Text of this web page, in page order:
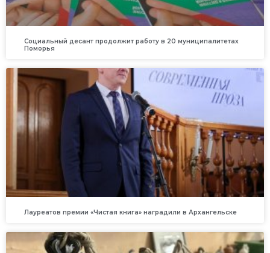
Социальный десант продолжит работу в 20 муниципалитетах
Поморья
Лауреатов премии «Чистая книга» наградили в Архангельске